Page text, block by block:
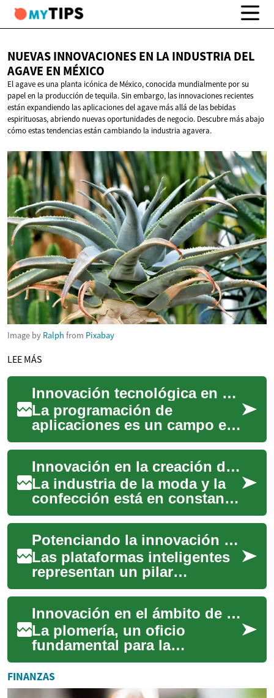
NUEVAS INNOVACIONES EN LA INDUSTRIA DEL
AGAVE EN MÉXICO
El agave es una planta icónica de México, conocida mundialmente por su
papel en la producción de tequila. Sin embargo, las innovaciones recientes
están expandiendo las aplicaciones del agave más allá de las bebidas
espirituosas, abriendo nuevas oportunidades de negocio. Descubre más abajo
cómo estas tendencias están cambiando la industria agavera.
Image by Ralph from Pixabay
LEE MÁS
Innovación tecnológica en programación de aplicaciones
La programación de
aplicaciones es un campo en
constante evolución,
impulsado por la innovación
tecnológica. Desde el...
Innovación en la creación de prendas de vestir
La industria de la moda y la
confección está en constante
evolución, impulsada por
avances tecnológicos y un
enfoque ...
Potenciando la innovación con plataformas inteligentes
Las plataformas inteligentes
representan un pilar
fundamental en la era digital,
transformando la manera en
que las o...
Innovación en el ámbito de los servicios de plomería
La plomería, un oficio
fundamental para la
infraestructura de cualquier
sociedad, ha experimentado
una evolución sign...
FINANZAS